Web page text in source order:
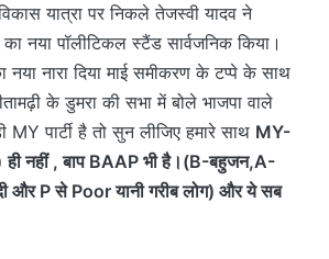
यात्रा पर निकले तेजस्वी यादव ने
नया पॉलीटिकल स्टैंड सार्वजनिक किया।
नया नारा दिया माई समीकरण के टप्पे के साथ
के डुमरा की सभा में बोले भाजपा वाले
पार्टी है तो सुन लीजिए हमारे साथ MY-
ही नहीं , बाप BAAP भी है।(B-बहुजन,A-
और P से Poor यानी गरीब लोग) और ये सब